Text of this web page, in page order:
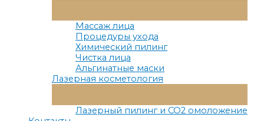
Меню
Массаж лица
Процедуры ухода
Химический пилинг
Чистка лица
Альгинатные маски
Лазерная косметология
Меню
Лазерный пилинг и СО2 омоложение